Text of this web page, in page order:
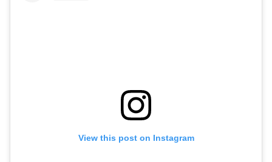
View this post on Instagram